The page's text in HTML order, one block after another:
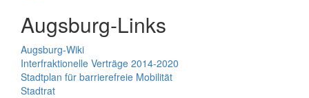
Augsburg-Links
Augsburg-Wiki
Interfraktionelle Verträge 2014-2020
Stadtplan für barrierefreie Mobilität
Stadtrat